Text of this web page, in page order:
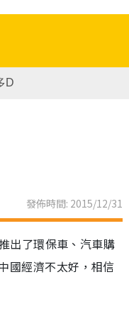
D
發佈時間: 2015/12/31
出了環保車、汽車購
國經濟不太好，相信